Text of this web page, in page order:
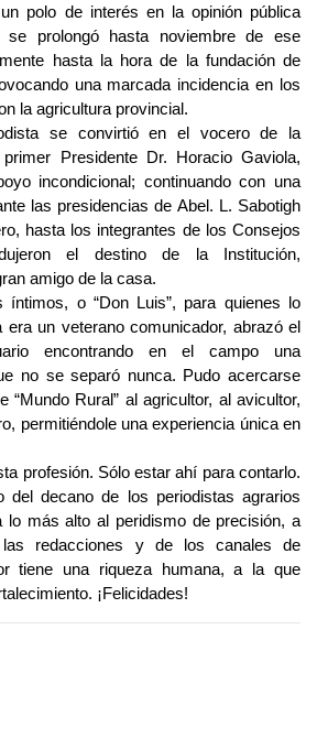
polo de interés en la opinión pública
se prolongó hasta noviembre de ese
hasta la hora de la fundación de
una marcada incidencia en los
la agricultura provincial.
se convirtió en el vocero de la
Presidente Dr. Horacio Gaviola,
incondicional; continuando con una
las presidencias de Abel. L. Sabotigh
hasta los integrantes de los Consejos
el destino de la Institución,
amigo de la casa.
íntimos, o “Don Luis”, para quienes lo
era un veterano comunicador, abrazó el
encontrando en el campo una
no se separó nunca. Pudo acercarse
“Mundo Rural” al agricultor, al avicultor,
permitiéndole una experiencia única en
profesión. Sólo estar ahí para contarlo.
del decano de los periodistas agrarios
lo más alto al peridismo de precisión, a
las redacciones y de los canales de
tiene una riqueza humana, a la que
¡Felicidades!